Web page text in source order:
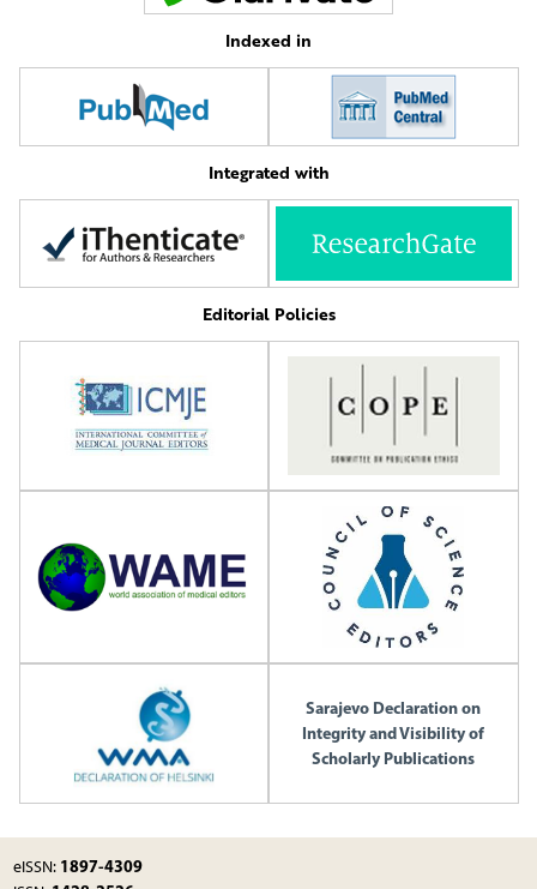
Indexed in
Integrated with
Editorial Policies
Sarajevo Declaration on
Integrity and Visibility of
Scholarly Publications
eISSN: 1897-4309